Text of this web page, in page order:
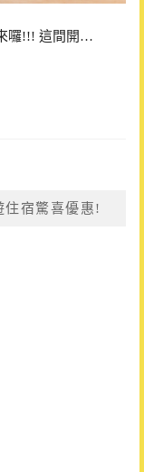
囉!!! 這間開…
住宿驚喜優惠!